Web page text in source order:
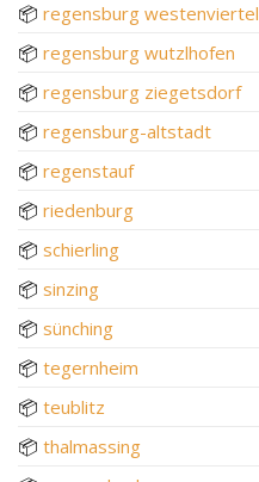
📦 regensburg westenviertel
📦 regensburg wutzlhofen
📦 regensburg ziegetsdorf
📦 regensburg-altstadt
📦 regenstauf
📦 riedenburg
📦 schierling
📦 sinzing
📦 sünching
📦 tegernheim
📦 teublitz
📦 thalmassing